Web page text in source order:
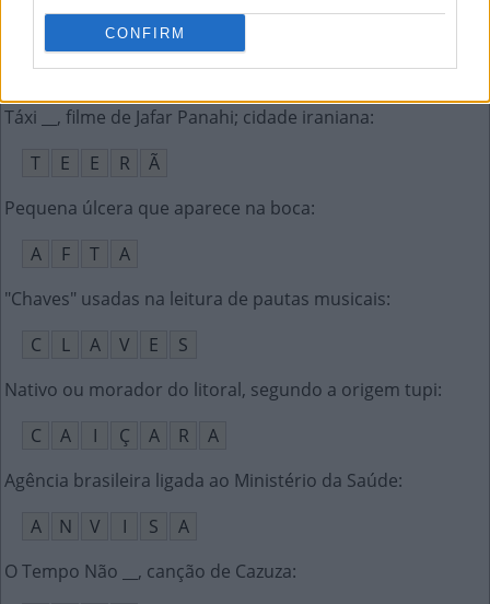
CONFIRM
Grão primos do feijão ricos em fibras
F
A V A
S
Táxi __, filme de Jafar Panahi; cidade iraniana:
T
E E R
Ã
Pequena úlcera que aparece na boca:
A
F T
A
"Chaves" usadas na leitura de pautas musicais:
C
L A V E
S
Nativo ou morador do litoral, segundo a origem tupi:
C
A I Ç A R
A
Agência brasileira ligada ao Ministério da Saúde:
A
N V I S
A
O Tempo Não __, canção de Cazuza: